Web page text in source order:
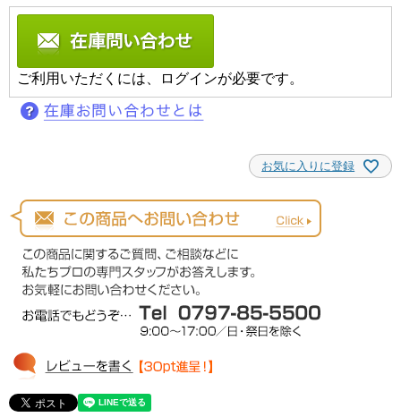
ご利用いただくには、ログインが必要です。
お気に入りに登録